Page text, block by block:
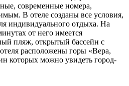
современные номера,
В отеле созданы все условия,
индивидуального отдыха. На
от него имеется
пляж, открытый бассейн с
расположены горы «Вера,
которых можно увидеть город-